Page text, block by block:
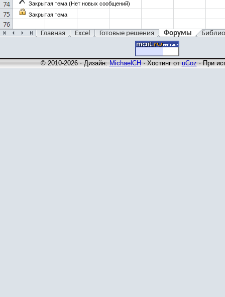
Закрытая тема (Нет новых сообщений)
Закрытая тема
Главная Excel Готовые решения Форумы
© 2010-2026 · Дизайн: MichaelCH · Хостинг от uCoz · При